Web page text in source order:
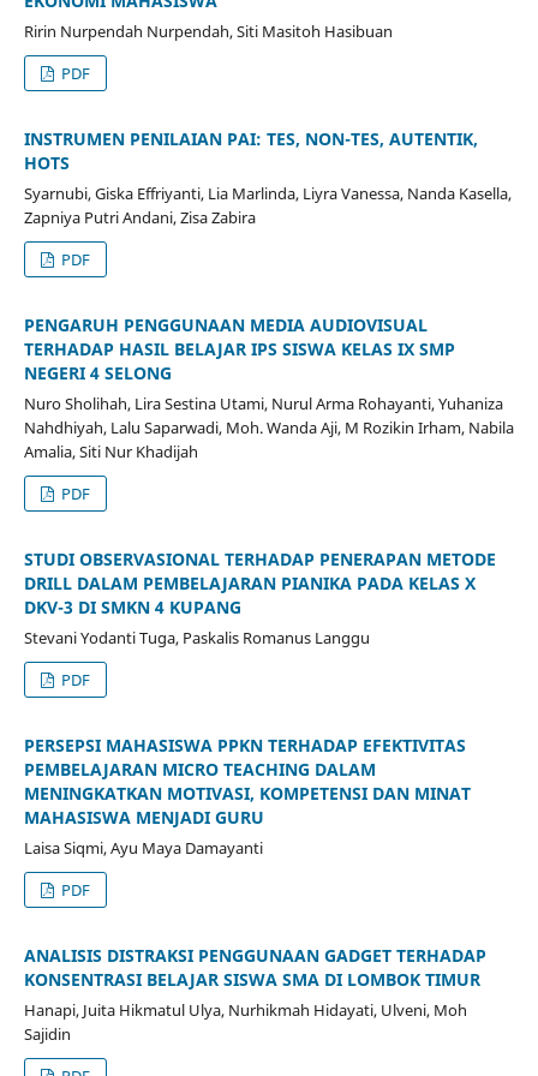
Ririn Nurpendah Nurpendah, Siti Masitoh Hasibuan
PDF
INSTRUMEN PENILAIAN PAI: TES, NON-TES, AUTENTIK,
HOTS
Syarnubi, Giska Effriyanti, Lia Marlinda, Liyra Vanessa, Nanda Kasella,
Zapniya Putri Andani, Zisa Zabira
PDF
PENGARUH PENGGUNAAN MEDIA AUDIOVISUAL
TERHADAP HASIL BELAJAR IPS SISWA KELAS IX SMP
NEGERI 4 SELONG
Nuro Sholihah, Lira Sestina Utami, Nurul Arma Rohayanti, Yuhaniza
Nahdhiyah, Lalu Saparwadi, Moh. Wanda Aji, M Rozikin Irham, Nabila
Amalia, Siti Nur Khadijah
PDF
STUDI OBSERVASIONAL TERHADAP PENERAPAN METODE
DRILL DALAM PEMBELAJARAN PIANIKA PADA KELAS X
DKV-3 DI SMKN 4 KUPANG
Stevani Yodanti Tuga, Paskalis Romanus Langgu
PDF
PERSEPSI MAHASISWA PPKN TERHADAP EFEKTIVITAS
PEMBELAJARAN MICRO TEACHING DALAM
MENINGKATKAN MOTIVASI, KOMPETENSI DAN MINAT
MAHASISWA MENJADI GURU
Laisa Siqmi, Ayu Maya Damayanti
PDF
ANALISIS DISTRAKSI PENGGUNAAN GADGET TERHADAP
KONSENTRASI BELAJAR SISWA SMA DI LOMBOK TIMUR
Hanapi, Juita Hikmatul Ulya, Nurhikmah Hidayati, Ulveni, Moh
Sajidin